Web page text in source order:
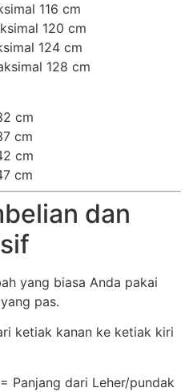
116 cm
120 cm
124 cm
128 cm
cm
cm
cm
cm
dan
yang biasa Anda pakai
pas.
ketiak kanan ke ketiak kiri
Panjang dari Leher/pundak